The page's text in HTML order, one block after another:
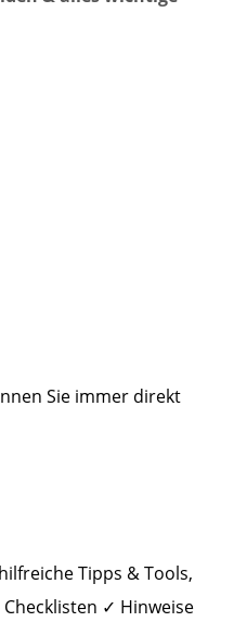
Sie immer direkt
Tipps & Tools,
✓ Hinweise